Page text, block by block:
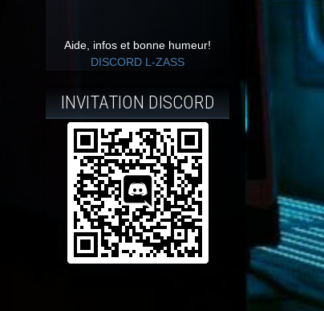
Aide, infos et bonne humeur!
DISCORD L-ZASS
INVITATION DISCORD